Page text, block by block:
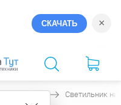
СКАЧАТЬ ×
Светильник